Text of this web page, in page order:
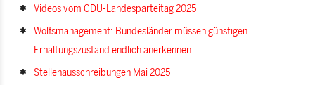
Videos vom CDU-Landesparteitag 2025
Wolfsmanagement: Bundesländer müssen günstigen
Erhaltungszustand endlich anerkennen
Stellenausschreibungen Mai 2025